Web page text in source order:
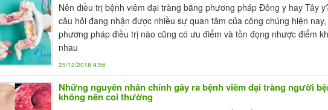
Nên điều trị bệnh viêm đại tràng bằng phương pháp Đông y hay Tây
câu hỏi đang nhận được nhiều sự quan tâm của công chúng hiện
phương pháp điều trị nào cũng có ưu điểm và tồn đọng nhược điểm
nhau
25/12/2018 9:56
Những nguyên nhân chính gây ra bệnh viêm đại tràng người
không nên coi thường